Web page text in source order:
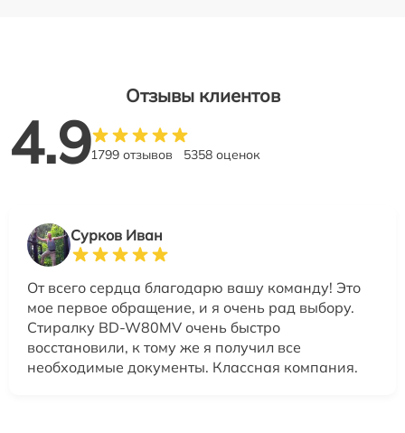
Отзывы клиентов
4.91799 отзывов 5358 оценок
Сурков Иван
От всего сердца благодарю вашу команду! Это
мое первое обращение, и я очень рад выбору.
Стиралку BD-W80MV очень быстро
восстановили, к тому же я получил все
необходимые документы. Классная компания.